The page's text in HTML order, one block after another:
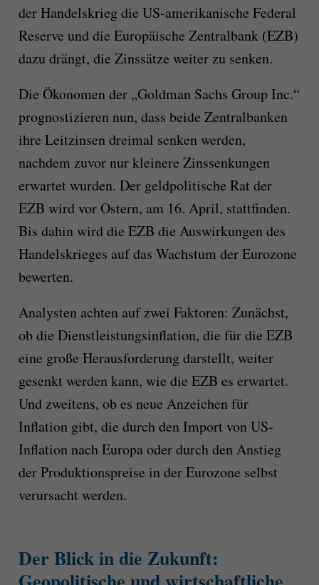
der Handelskrieg die US-amerikanische Federal
Reserve und die Europäische Zentralbank (EZB)
dazu drängt, die Zinssätze weiter zu senken.
Die Ökonomen der „Goldman Sachs Group Inc.“
prognostizieren nun, dass beide Zentralbanken
ihre Leitzinsen dreimal senken werden,
nachdem zuvor nur kleinere Zinssenkungen
erwartet wurden. Der geldpolitische Rat der
EZB wird vor Ostern, am 16. April, stattfinden.
Bis dahin wird die EZB die Auswirkungen des
Handelskrieges auf das Wachstum der Eurozone
bewerten.
Analysten achten auf zwei Faktoren: Zunächst,
ob die Dienstleistungsinflation, die für die EZB
eine große Herausforderung darstellt, weiter
gesenkt werden kann, wie die EZB es erwartet.
Und zweitens, ob es neue Anzeichen für
Inflation gibt, die durch den Import von US-
Inflation nach Europa oder durch den Anstieg
der Produktionspreise in der Eurozone selbst
verursacht werden.
Der Blick in die Zukunft: